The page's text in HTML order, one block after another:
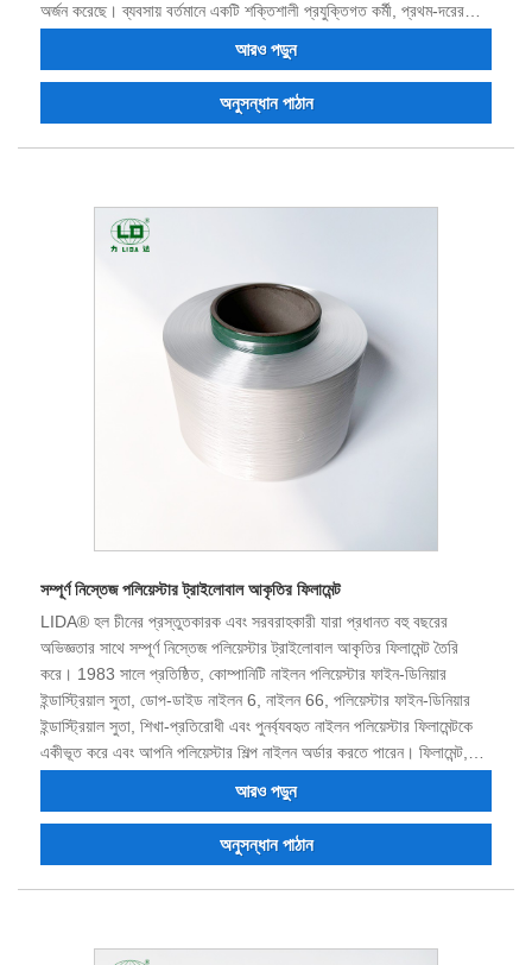
অর্জন করেছে। ব্যবসায় বর্তমানে একটি শক্তিশালী প্রযুক্তিগত কর্মী, প্রথম-দরের
একটি কঠিন খ্যাতি এবং আমদানি ও রপ্তানি করার ক্ষমতা রয়েছে। আমরা নিশ্চিত যে
আমরা একটি জয়-জয় পরিস্থিতি তৈরি করতে ভবিষ্যতে একসাথে কাজ করতে পারি এবং
আমরা চীনে আপনার দীর্ঘমেয়াদী অংশীদার হওয়ার সুযোগকে স্বাগত জানাই।
আরও পড়ুন
অনুসন্ধান পাঠান
সম্পূর্ণ নিস্তেজ পলিয়েস্টার ট্রাইলোবাল আকৃতির ফিলামেন্ট
LIDA® হল চীনের প্রস্তুতকারক এবং সরবরাহকারী যারা প্রধানত বহু বছরের
অভিজ্ঞতার সাথে সম্পূর্ণ নিস্তেজ পলিয়েস্টার ট্রাইলোবাল আকৃতির ফিলামেন্ট তৈরি
করে। 1983 সালে প্রতিষ্ঠিত, কোম্পানিটি নাইলন পলিয়েস্টার ফাইন-ডিনিয়ার
ইন্ডাস্ট্রিয়াল সুতা, ডোপ-ডাইড নাইলন 6, নাইলন 66, পলিয়েস্টার ফাইন-ডিনিয়ার
ইন্ডাস্ট্রিয়াল সুতা, শিখা-প্রতিরোধী এবং পুনর্ব্যবহৃত নাইলন পলিয়েস্টার ফিলামেন্টকে
একীভূত করে এবং আপনি পলিয়েস্টার শিল্প নাইলন অর্ডার করতে পারেন। ফিলামেন্ট,
সম্পূর্ণ পরীক্ষার সরঞ্জাম, স্থিতিশীল পণ্যের গুণমান, ভাল খ্যাতি এবং আমদানি ও
রপ্তানি করার অধিকার রয়েছে। আপনার সাথে ব্যবসায়িক সম্পর্ক গড়ে তুলতে আশা
আরও পড়ুন
অনুসন্ধান পাঠান